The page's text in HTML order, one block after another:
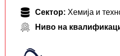
Сектор: Хемија и
Ниво на